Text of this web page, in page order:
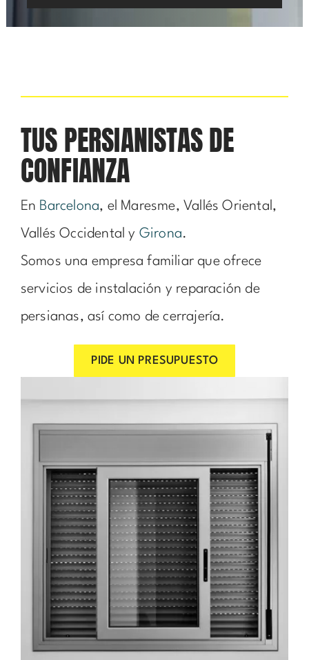
TUS PERSIANISTAS DE
CONFIANZA
En Barcelona, el Maresme, Vallés Oriental,
Vallés Occidental y Girona.
Somos una empresa familiar que ofrece
servicios de instalación y reparación de
persianas, así como de cerrajería.
PIDE UN PRESUPUESTO